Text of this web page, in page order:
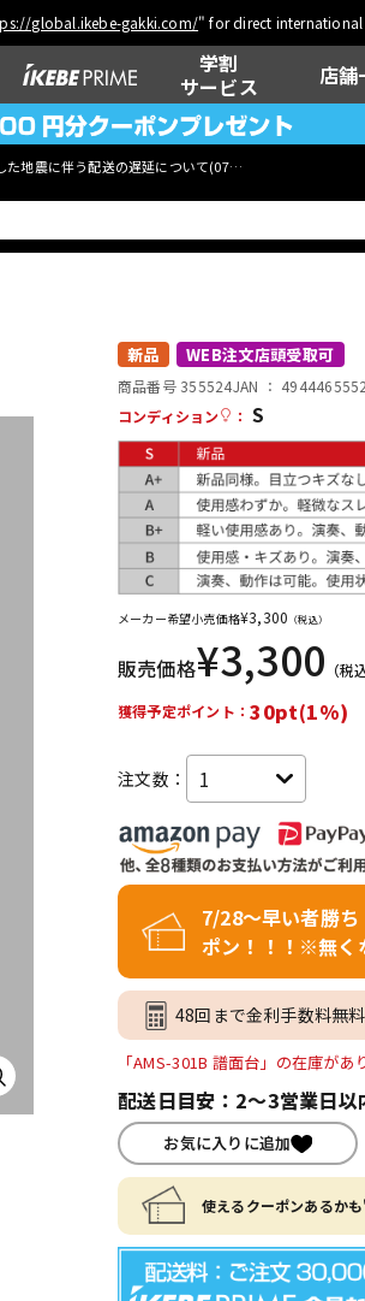
global.ikebe-gakki.com/" for direct
学割
サービス
店舗
た地震に伴う配送の遅延について(07月29日
ウクレレ
その他楽器
レコーディン
グ機器
新品 WEB注文店頭受取可
商品番号 355524JAN ：
コンディション
： S
メーカー希望小売価格¥3,300 （税込）
販売価格¥3,300 （税
獲得予定ポイント：30pt(1%)
注文数：
7/28～早い者勝ち
ポン！！！※無く
48回まで金利手数料無
「AMS-301B 譜面台」の在庫があ
配送日目安：2～3営業日以
お気に入りに追加
使えるクーポンあるか